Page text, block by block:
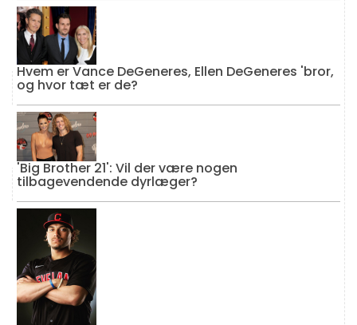
Hvem er Vance DeGeneres, Ellen DeGeneres 'bror,
og hvor tæt er de?
'Big Brother 21': Vil der være nogen
tilbagevendende dyrlæger?